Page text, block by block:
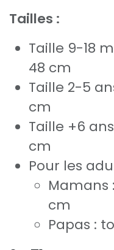
Tailles :
Taille 9-18
48 cm
Taille 2-5
cm
Taille +6
cm
Pour les
cm
Papas :